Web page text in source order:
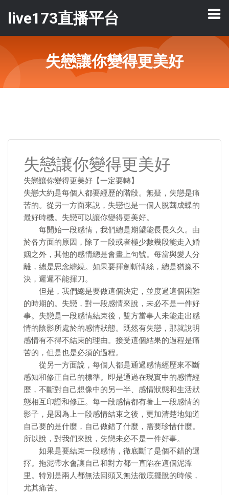
live173直播平台
失戀讓你變得更美好
失戀讓你變得更美好
失戀讓你變得更美好【一定要轉】
失戀大約是每個人都要經歷的階段。無疑，失戀是痛
苦的。從另一方面來說，失戀也是一個人脫繭成蝶的
最好時機。失戀可以讓你變得更美好。
每開始一段感情，我們總是期望能長長久久。由
於各方面的原因，除了一段或者極少數幾段能走入婚
姻之外，其他的感情總是會畫上句號。每當與愛人分
離，總是思念纏繞。如果要揮劍斬情絲，總是猶豫不
決，遲遲不能揮刀。
但是，我們總是要做這個決定，並度過這個困難
的時期的。失戀，對一段感情來說，未必不是一件好
事。失戀是一段感情結束後，雙方當事人未能走出感
情的陰影所處於的感情狀態。既然有失戀，那就說明
感情有不得不結束的理由。接受這個結果的過程是痛
苦的，但是也是必須的過程。
從另一方面說，每個人都是通過感情經歷來不斷
感知和修正自己的標準。即是通過在現實中的感情經
歷，不斷對自己想像中的另一半、感情狀態和生活狀
態相互印證和修正。每一段感情都有著上一段感情的
影子，是因為上一段感情結束之後，更加清楚地知道
自己要的是什麼，自己做錯了什麼，需要珍惜什麼。
所以說，對我們來說，失戀未必不是一件好事。
如果是要結束一段感情，徹底斷了​​是個不錯的選
擇。拖泥帶水會讓自己和對方都一直陷在這個泥潭
里。特別是兩人都無法回頭又無法徹底擺脫的時候，
尤其痛苦。